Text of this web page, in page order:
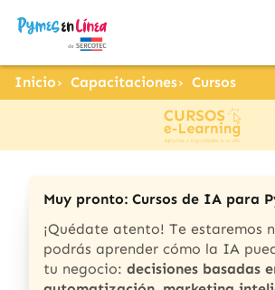
Inicio Capacitaciones Cursos
Muy pronto: Cursos de IA para
¡Quédate atento! Te estaremos
podrás aprender cómo la IA
tu negocio: decisiones basadas